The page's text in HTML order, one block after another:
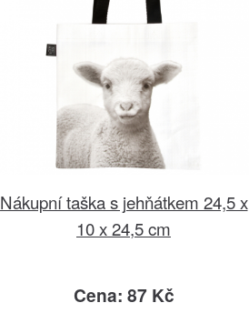
Nákupní taška s jehňátkem 24,5 x
10 x 24,5 cm
Cena: 87 Kč